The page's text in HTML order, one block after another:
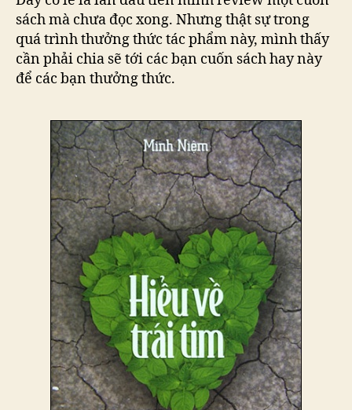
sách mà chưa đọc xong. Nhưng thật sự trong
quá trình thưởng thức tác phẩm này, mình thấy
cần phải chia sẽ tới các bạn cuốn sách hay này
để các bạn thưởng thức.